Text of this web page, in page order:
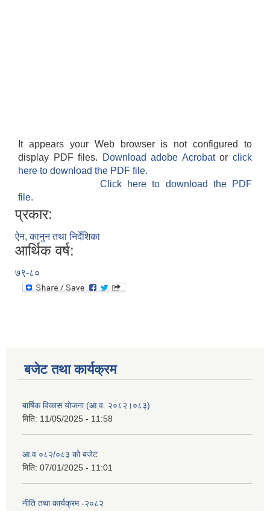
It appears your Web browser is not configured to
display PDF files.
Download adobe Acrobatorclick
here to download the PDF file.
Click here to download the PDF
file.
प्रकार:
ऐन, कानुन तथा निर्देशिका
आर्थिक वर्ष:
७९-८०
बजेट तथा कार्यक्रम
बार्षिक विकास योजना (आ.व. २०८२।०८३)
मिति: 11/05/2025 - 11:58
आ.व ०८२/०८३ को बजेट
मिति: 07/01/2025 - 11:01
नीति तथा कार्यक्रम -२०८२